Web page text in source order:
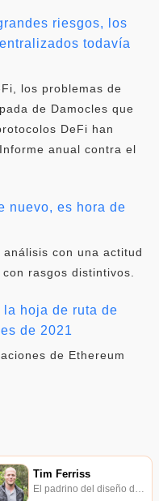
riesgos, los
todavía
los problemas de
de Damocles que
DeFi han
anual contra el
nuevo, es hora de
con una actitud
rasgos distintivos.
hoja de ruta de
de 2021
de Ethereum
Tim Ferriss